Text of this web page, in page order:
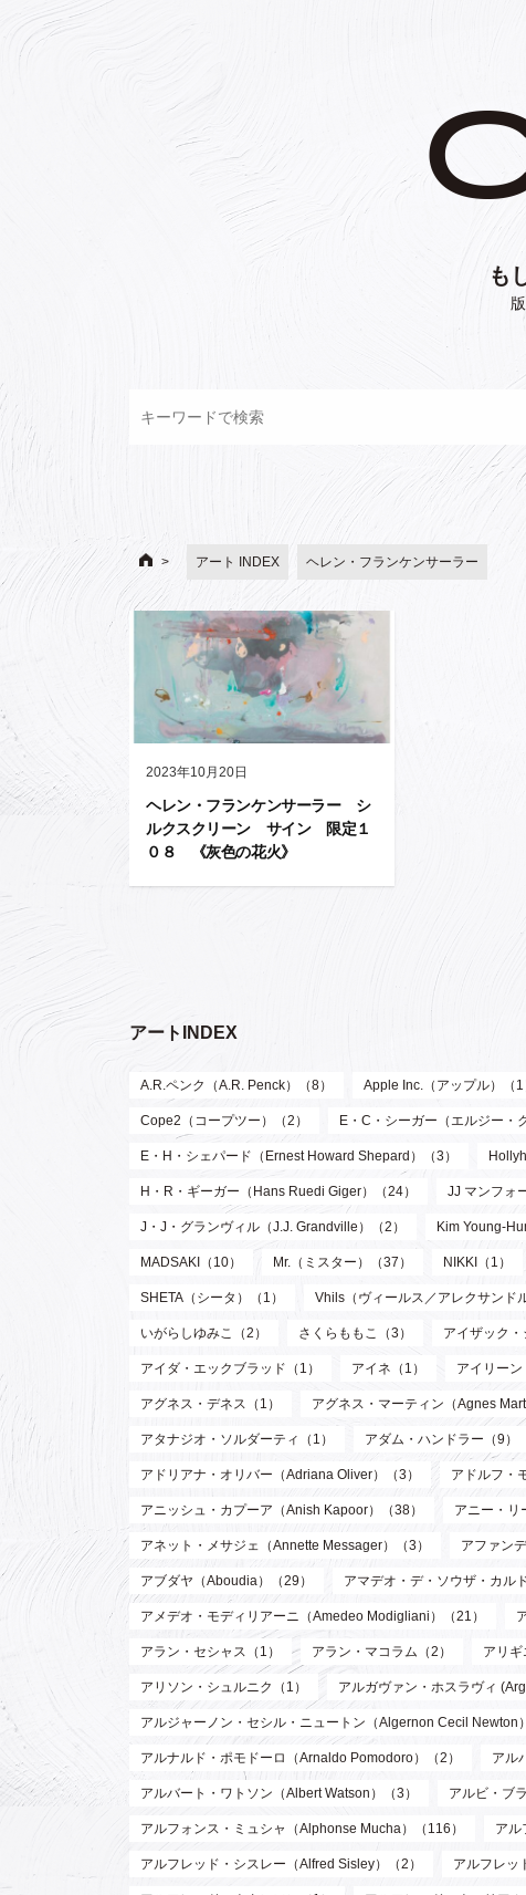
も
アート INDEX ヘレン・フランケンサーラー
2023年10月20日
ヘレン・フランケンサーラー シ
ルクスクリーン サイン 限定１
０８ 《灰色の花火》
アートINDEX
A.R.ペンク（A.R. Penck）（8） Apple Inc.（アップル）（1
Cope2（コープツー）（2） E・C・シーガー（エルジー・
E・H・シェパード（Ernest Howard Shepard）（3）
H・R・ギーガー（Hans Ruedi Giger）（24） JJ マンフォ
J・J・グランヴィル（J.J. Grandville）（2） Kim Young-
MADSAKI（10） Mr.（ミスター）（37） NIKKI（1）
SHETA（シータ）（1） Vhils（ヴィールス／アレクサンド
いがらしゆみこ（2） さくらももこ（3） アイザック・
アイダ・エックブラッド（1） アイネ（1） アイリーン
アグネス・デネス（1） アグネス・マーティン（Agnes
アタナジオ・ソルダーティ（1） アダム・ハンドラー（9）
アドリアナ・オリバー（Adriana Oliver）（3） アドルフ・
アニッシュ・カプーア（Anish Kapoor）（38） アニー・リ
アネット・メサジェ（Annette Messager）（3） アファン
アブダヤ（Aboudia）（29） アマデオ・デ・ソウザ・カル
アメデオ・モディリアーニ（Amedeo Modigliani）（21）
アラン・セシャス（1） アラン・マコラム（2） アリギ
アリソン・シュルニク（1） アルガヴァン・ホスラヴィ
アルジャーノン・セシル・ニュートン（Algernon Cecil Newton
アルナルド・ポモドーロ（Arnaldo Pomodoro）（2） アル
アルバート・ワトソン（Albert Watson）（3） アルビ・ブ
アルフォンス・ミュシャ（Alphonse Mucha）（116） アル
アルフレッド・シスレー（Alfred Sisley）（2） アルフレッ